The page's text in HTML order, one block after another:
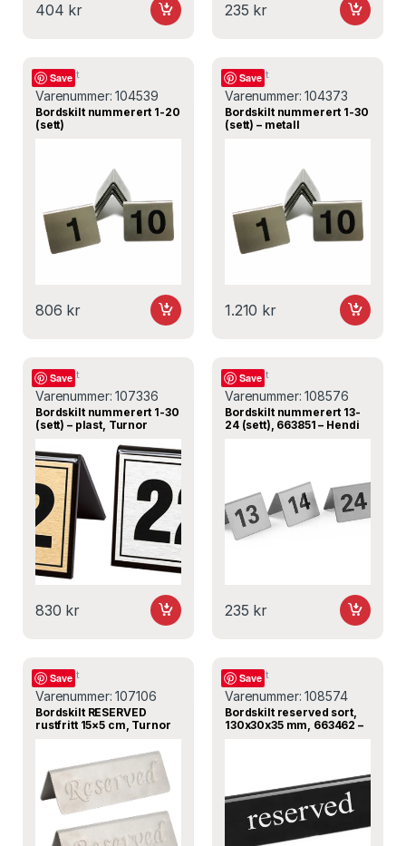
404 kr 235 kr
Save
Bordskilt
Varenummer:104539
Bordskilt nummerert 1-20
(sett)
806 kr
Save
Bordskilt
Varenummer:104373
Bordskilt nummerert 1-30
(sett) – metall
1.210 kr
Save
Bordskilt
Varenummer:107336
Bordskilt nummerert 1-30
(sett) – plast, Turnor
830 kr
Save
Bordskilt
Varenummer:108576
Bordskilt nummerert 13-
24 (sett), 663851 – Hendi
235 kr
Save
Bordskilt
Varenummer:107106
Bordskilt RESERVED
rustfritt 15×5 cm, Turnor
Save
Bordskilt
Varenummer:108574
Bordskilt reserved sort,
130x30x35 mm, 663462 –